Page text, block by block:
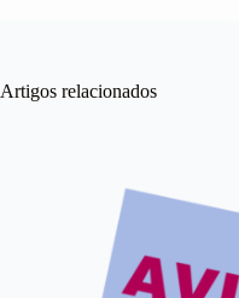
Artigos relacionados